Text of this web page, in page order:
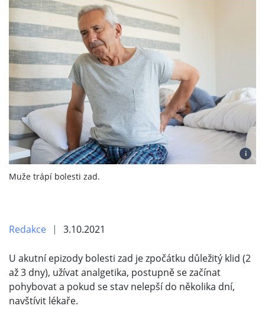
i
Muže trápí bolesti zad.
Redakce 3.10.2021
U akutní epizody bolesti zad je zpočátku důležitý klid (2
až 3 dny), užívat analgetika, postupně se začínat
pohybovat a pokud se stav nelepší do několika dní,
navštívit lékaře.